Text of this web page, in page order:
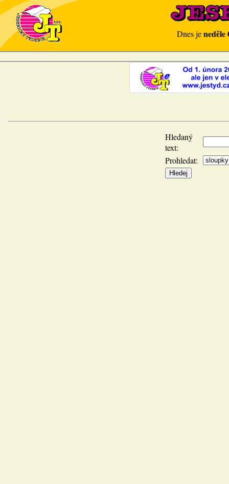
Dnes jeneděle
Hledaný
text:
Prohledat: